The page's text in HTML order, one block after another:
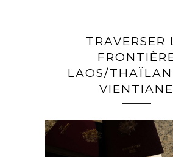
TRAVERSER
LAOS/
VIENTIANE